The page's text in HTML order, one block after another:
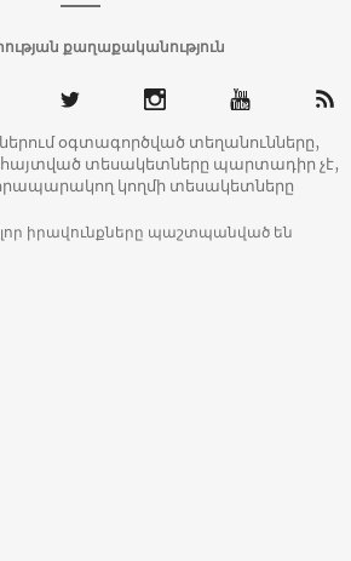
քաղաքականություն
օգտագործված տեղանունները,
տեսակետները պարտադիր չէ,
կողմի տեսակետները
իրավունքները պաշտպանված են